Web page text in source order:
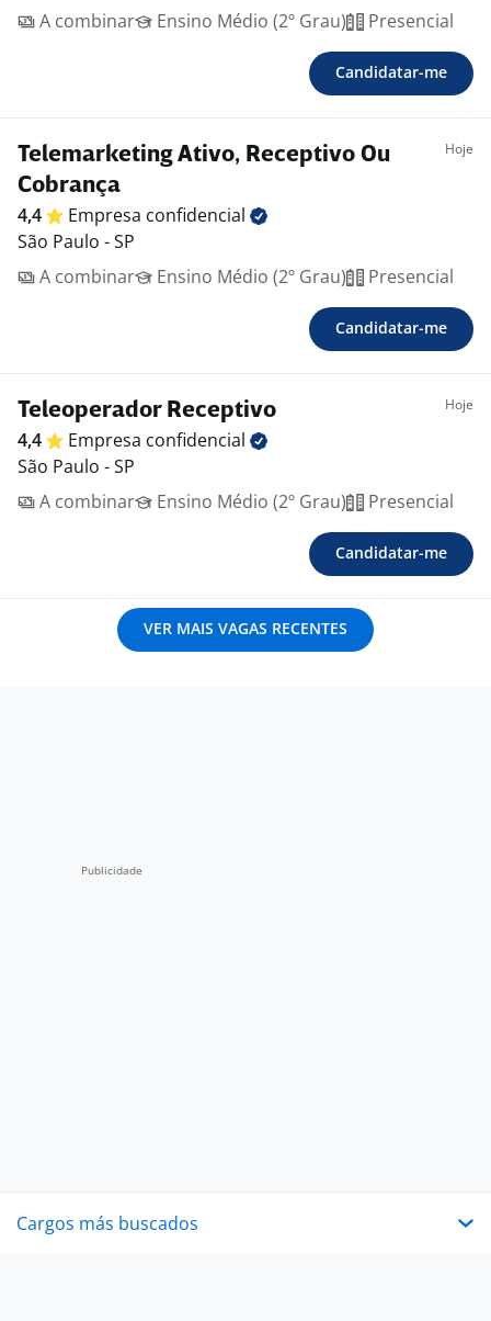
A combinar
Ensino Médio (2º Grau) Presencial
Candidatar-me
Telemarketing Ativo, Receptivo Ou
Cobrança
Hoje
4,4 Empresa confidencial
São Paulo - SP
A combinar
Ensino Médio (2º Grau) Presencial
Candidatar-me
Teleoperador Receptivo Hoje
4,4 Empresa confidencial
São Paulo - SP
A combinar
Ensino Médio (2º Grau) Presencial
Candidatar-me
VER MAIS VAGAS RECENTES
Cargos más buscados